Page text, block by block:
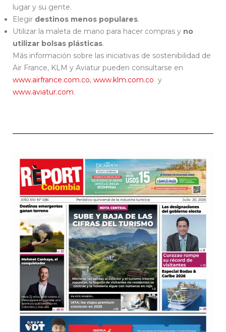
lugar y su gente.
Elegir destinos menos populares.
Utilizar la maleta de mano para hacer compras y no
utilizar bolsas plásticas.
Más información sobre las iniciativas de sostenibilidad de
Air France, KLM y Aviatur pueden consultarse en
www.airfrance.com.co, www.klm.com.co y
www.aviatur.com.